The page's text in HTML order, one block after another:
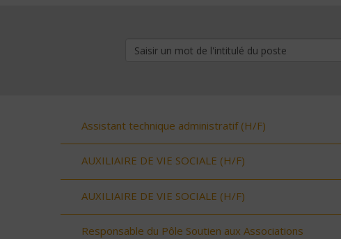
Assistant technique administratif (H/F)
AUXILIAIRE DE VIE SOCIALE (H/F)
AUXILIAIRE DE VIE SOCIALE (H/F)
Responsable du Pôle Soutien aux Associations